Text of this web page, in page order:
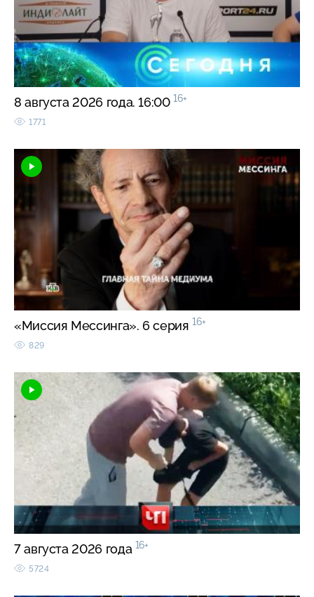
8 августа 2026 года. 16:00 16+
1771
«Миссия Мессинга». 6 серия 16+
829
7 августа 2026 года 16+
5724